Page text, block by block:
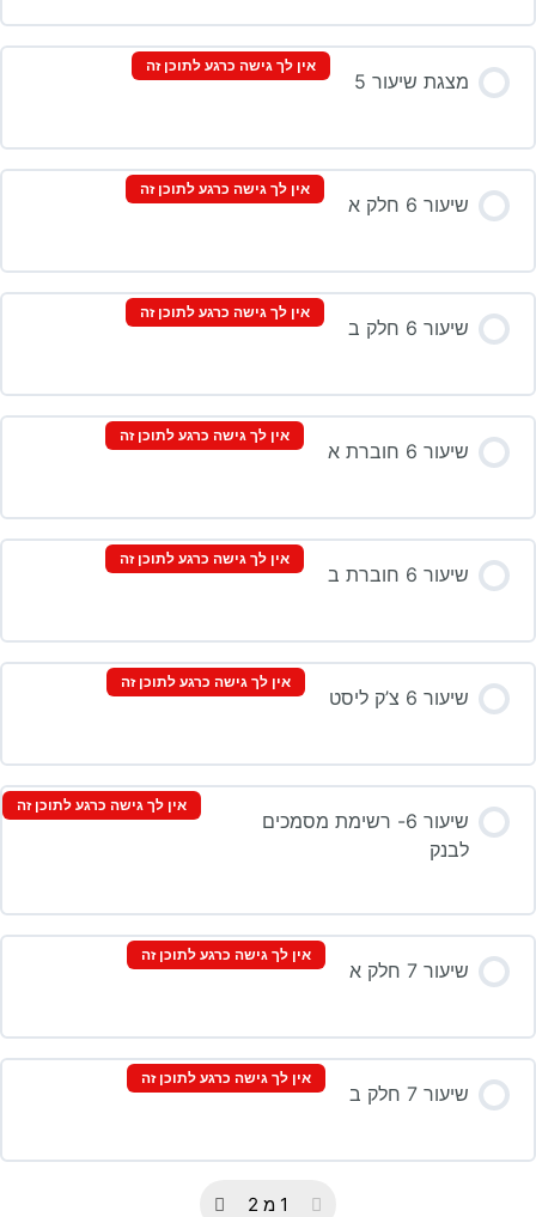
מצגת שיעור 5
אין לך גישה כרגע לתוכן זה
שיעור 6 חלק א
אין לך גישה כרגע לתוכן זה
שיעור 6 חלק ב
אין לך גישה כרגע לתוכן זה
שיעור 6 חוברת א
אין לך גישה כרגע לתוכן זה
שיעור 6 חוברת ב
אין לך גישה כרגע לתוכן זה
שיעור 6 צ’ק ליסט
אין לך גישה כרגע לתוכן זה
שיעור 6- רשימת מסמכים
לבנק
אין לך גישה כרגע לתוכן זה
שיעור 7 חלק א
אין לך גישה כרגע לתוכן זה
שיעור 7 חלק ב
אין לך גישה כרגע לתוכן זה
1 מ 2